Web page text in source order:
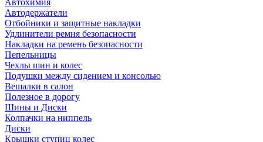
Автохимия
Автодержатели
Отбойники и защитные накладки
Удлинители ремня безопасности
Накладки на ремень безопасности
Пепельницы
Чехлы шин и колес
Подушки между сидением и консолью
Вешалки в салон
Полезное в дорогу
Шины и Диски
Колпачки на ниппель
Диски
Крышки ступиц колес